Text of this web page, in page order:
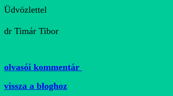
Üdvözlettel
dr Timár Tibor
olvasói kommentár
vissza a bloghoz